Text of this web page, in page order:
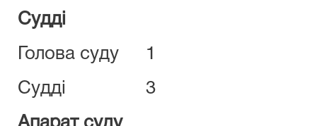
Судді
Голова суду 1
Судді 3